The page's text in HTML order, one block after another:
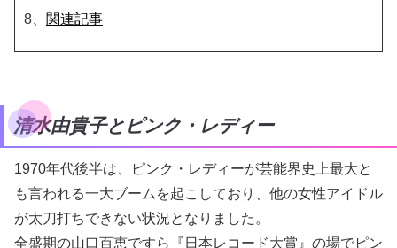
8、 関連記事
清水由貴子とピンク・レディー
1970年代後半は、ピンク・レディーが芸能界史上最大と
も言われる一大ブームを起こしており、他の女性アイドル
が太刀打ちできない状況となりました。
全盛期の山口百恵ですら『日本レコード大賞』の場でピン